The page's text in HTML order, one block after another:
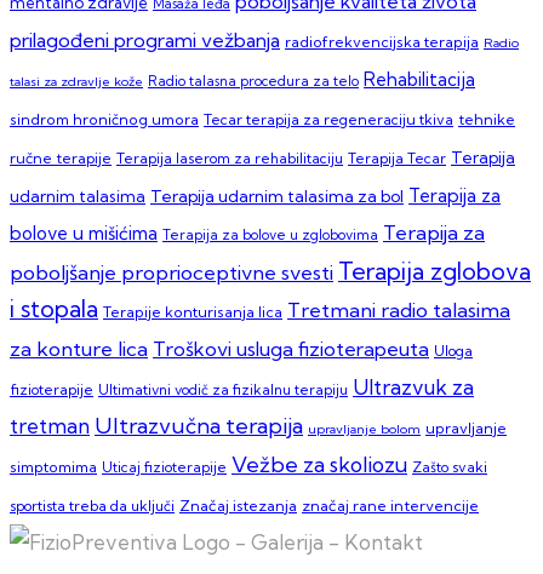
Masaža leđa
prilagođeni programi vežbanja radiofrekvencijska terapija Radio
talasi za zdravlje kože Radio talasna procedura za telo Rehabilitacija
sindrom hroničnog umora Tecar terapija za regeneraciju tkiva tehnike
ručne terapije Terapija laserom za rehabilitaciju Terapija Tecar Terapija
udarnim talasima Terapija udarnim talasima za bol Terapija za
bolove u mišićima Terapija za bolove u zglobovima Terapija za
poboljšanje proprioceptivne svesti Terapija zglobova
i stopala Terapije konturisanja lica Tretmani radio talasima
za konture lica Troškovi usluga fizioterapeuta Uloga
fizioterapije Ultimativni vodič za fizikalnu terapiju Ultrazvuk za
tretman Ultrazvučna terapija upravljanje bolom upravljanje
simptomima Uticaj fizioterapije Vežbe za skoliozu Zašto svaki
sportista treba da uključi Značaj istezanja značaj rane intervencije